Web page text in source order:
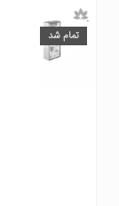
تمام شد